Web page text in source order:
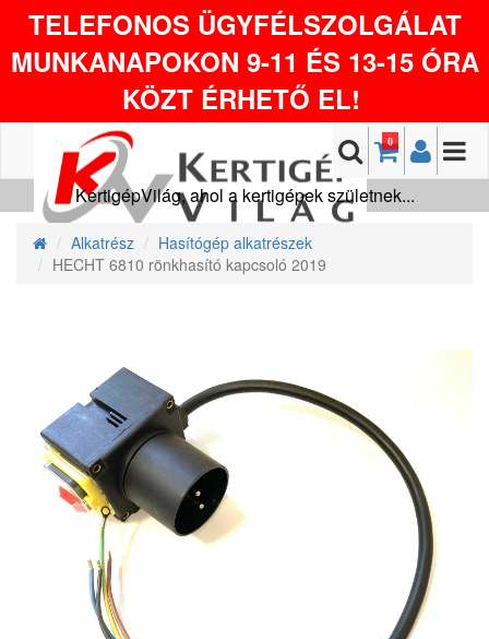
TELEFONOS ÜGYFÉLSZOLGÁLAT
MUNKANAPOKON 9-11 ÉS 13-15 ÓRA
KÖZT ÉRHETŐ EL!
0
KertigépVilág, ahol a kertigépek születnek...
Alkatrész
Hasítógép alkatrészek
HECHT 6810 rönkhasító kapcsoló 2019